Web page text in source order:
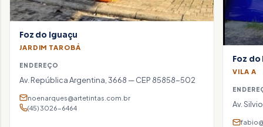
a Sex
08h–
Foz do Iguaçu
JARDIM TAROBÁ
ENDEREÇO
Av. República Argentina, 3668 — CEP 85858-502
noenarques@artetintas.com.br
(45) 3026-6464
Foz
VILA A
Av.